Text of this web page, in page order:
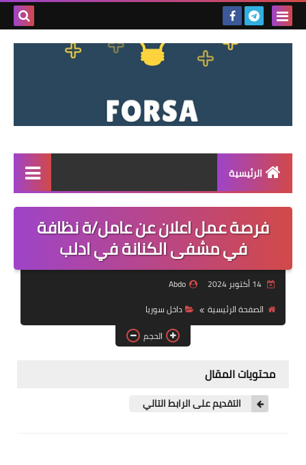
بحث
الرئيسية
القائمة
مناقصات
فرص عمل داخل سوريا
فرص عمل في العراق
فرص عمل في اليمن
دورات تدريبية
فرصة عمل اعلان عن عامل/ة نظافة
في مشفى الكنانة في ادلب
14 أكتوبر 2024
Abdo
الصفحة الرئيسية
داخل سوريا
الحجم
محتويات المقال
التقديم على الرابط التالي